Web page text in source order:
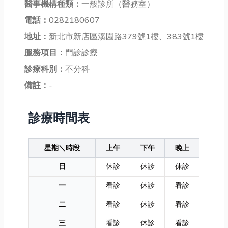
醫事機構種類： 一般診所（醫務室）
電話： 0282180607
地址： 新北市新店區溪園路379號1樓、383號1樓
服務項目： 門診診療
診療科別： 不分科
備註： -
診療時間表
星期＼時段 上午 下午
晚上
日
休診 休診
休診
一
看診 休診
看診
二
看診 休診
看診
三
看診 休診 看診